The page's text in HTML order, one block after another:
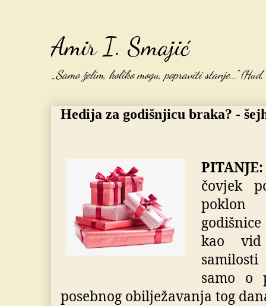
Amir I. Smajić
„Samo želim, koliko mogu, popraviti stanje...“
Hedija za godišnjicu braka? -
PITANJE:
čovjek
kao
samilosti
samo o
posebnog obilježavanja tog